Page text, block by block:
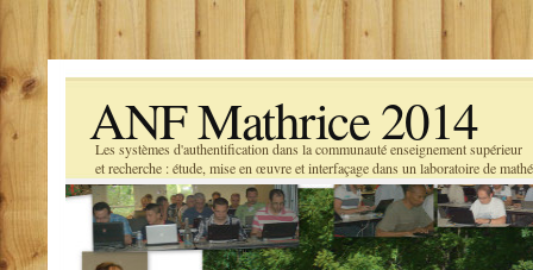
ANF Mathrice 2014
Les systèmes d'authentification dans la communauté enseignement supérieur
et recherche : étude, mise en œuvre et interfaçage dans un laboratoire de